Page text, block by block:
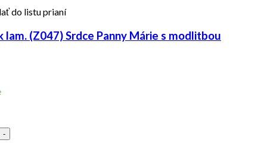
do listu prianí
lam. (Z047) Srdce Panny Márie s modlitbou
-